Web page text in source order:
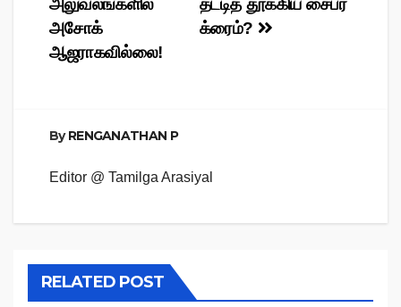
navigation
தட்டித் தூக்கிய சைபர்
க்ரைம்?
அலுவலங்களில்
அசோக்
ஆஜராகவில்லை!
ByRENGANATHAN P
Editor @ Tamilga Arasiyal
RELATED POST